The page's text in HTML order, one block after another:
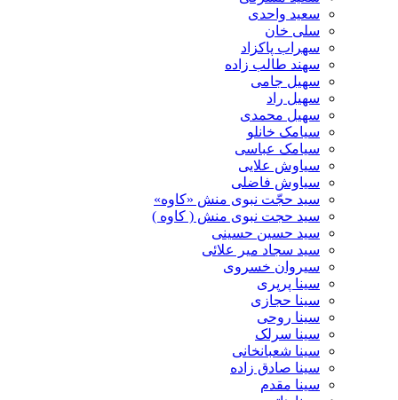
سعید واحدی
سلی خان
سهراب پاکزاد
سهند طالب زاده
سهیل جامی
سهیل راد
سهیل محمدی
سیامک خانلو
سیامک عباسی
سیاوش علایی
سیاوش فاضلی
سید حجّت نبوی منش «کاوه»
سید حجت نبوی منش ( کاوه )
سید حسین حسینى
سید سجاد میر علائی
سیروان خسروی
سینا پرپری
سینا حجازی
سینا روحی
سینا سرلک
سینا شعبانخانی
سینا صادق زاده
سینا مقدم